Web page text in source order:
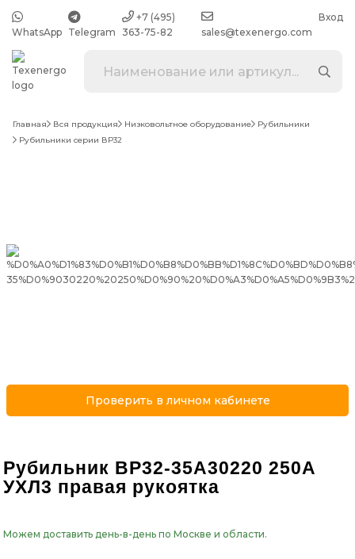
WhatsApp Telegram
+7 (495)
363-75-82
sales@texenergo.com
Вход
Главная Вся продукция Низковольтное оборудование
Рубильники
Рубильники серии ВР32
Проверить в личном кабинете
Рубильник ВР32-35А30220 250А
УХЛ3 правая рукоятка
Можем доставить день-в-день по Москве и области.